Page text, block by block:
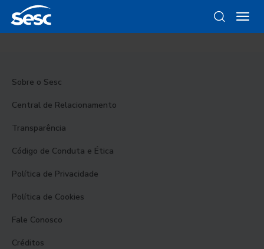
Sobre o Sesc
Central de Relacionamento
Transparência
Código de Conduta e Ética
Política de Privacidade
Política de Cookies
Fale Conosco
Créditos